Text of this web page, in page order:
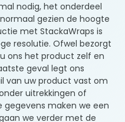
nodig, het onderdeel
gezien de hoogte
met StackaWraps is
resolutie. Ofwel bezorgt
ons het product zelf en
geval legt ons
van uw product vast om
uitrekkingen of
gegevens maken we een
we verder met de